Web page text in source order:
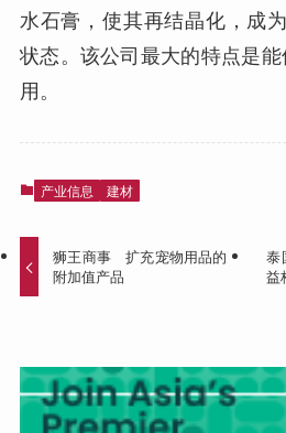
水石膏，使其再结晶化，成
状态。该公司最大的特点是
用。
产业信息 建材
狮王商事 扩充宠物用品的
附加值产品
泰
益